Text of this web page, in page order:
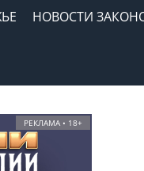
НОВОСТИ
РЕКЛАМА • 18+